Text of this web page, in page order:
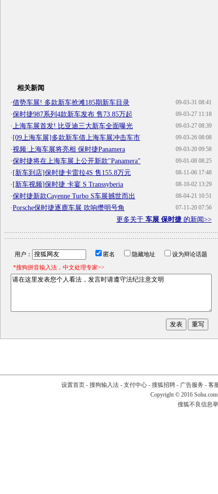
相关新闻
09-03-31 08:41
·借势车展! 多款新车抢滩185期新车目录
09-03-27 11:18
·保时捷987系列4款新车发布 售73.85万起
09-03-27 08:39
· 上海车展首发! 比亚迪三大新车全面曝光
09-03-26 08:08
·[09上海车展]多款新车借上海车展冲击车市
09-03-20 09:58
·视频:上海车展将亮相 保时捷Panamera
09-01-08 08:25
·保时捷将在上海车展上公开新款"Panamera"
08-11-06 17:48
·[新车到店]保时捷卡雷拉4S 售155.8万元
08-10-02 13:29
·[新车视频]保时捷 卡宴 S Transsyberia
08-04-21 10:51
·保时捷新款Cayenne Turbo S车展撼世而出
07-11-20 07:56
·Porsche保时捷逐鹿车展 吹响缵明号角
更多关于 车展 保时捷 的新闻>>
用户： 匿名 隐藏地址
设为辩论话题
*搜狗拼音输入法，中文处理专家>>
设置首页- 搜狗输入法- 支付中心- 搜狐招聘- 广告服务 - 客
Copyright © 2016
搜狐不良信息